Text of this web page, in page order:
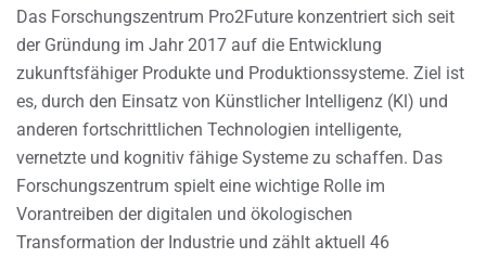
Das Forschungszentrum Pro2Future konzentriert sich seit
der Gründung im Jahr 2017 auf die Entwicklung
zukunftsfähiger Produkte und Produktionssysteme. Ziel ist
es, durch den Einsatz von Künstlicher Intelligenz (Kl) und
anderen fortschrittlichen Technologien intelligente,
vernetzte und kognitiv fähige Systeme zu schaffen. Das
Forschungszentrum spielt eine wichtige Rolle im
Vorantreiben der digitalen und ökologischen
Transformation der Industrie und zählt aktuell 46